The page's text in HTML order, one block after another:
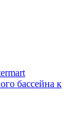
бассейна к